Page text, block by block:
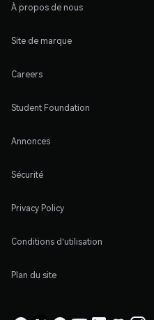
À propos de nous
Site de marque
Careers
Student Foundation
Annonces
Sécurité
Privacy Policy
Conditions d'utilisation
Plan du site